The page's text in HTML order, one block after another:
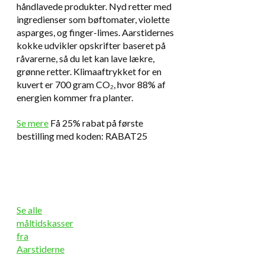
håndlavede produkter. Nyd retter med
ingredienser som bøftomater, violette
asparges, og finger-limes. Aarstidernes
kokke udvikler opskrifter baseret på
råvarerne, så du let kan lave lækre,
grønne retter. Klimaaftrykket for en
kuvert er 700 gram CO₂, hvor 88% af
energien kommer fra planter.
Se mere Få 25% rabat på første
bestilling med koden: RABAT25
Se alle
måltidskasser
fra
Aarstiderne